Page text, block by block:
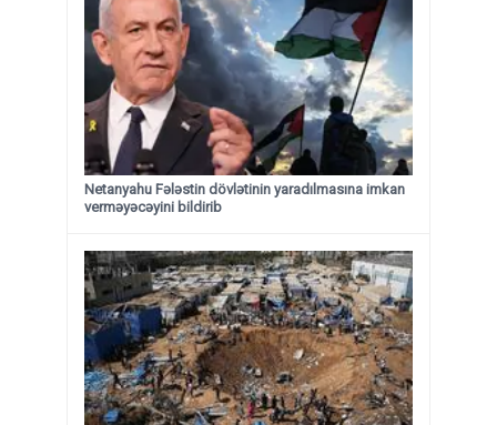
Netanyahu Fələstin dövlətinin yaradılmasına imkan
verməyəcəyini bildirib